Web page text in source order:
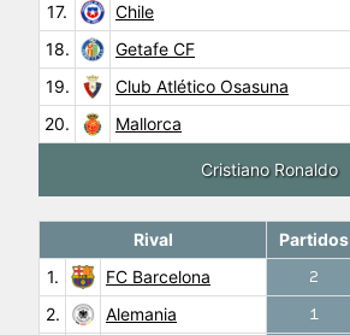
17.
Chile
18.
Getafe CF
19.
Club Atlético Osasuna
20.
Mallorca
Cristiano Ronaldo
Rival Partidos
1.
FC Barcelona 2
2.
Alemania 1